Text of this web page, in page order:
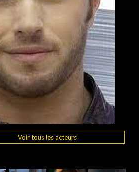
Voir tous les acteurs